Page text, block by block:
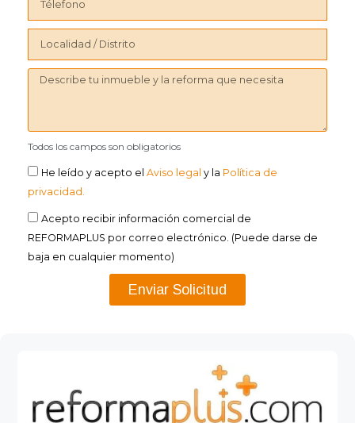
Todos los campos son obligatorios
He leído y acepto el Aviso legal y la Política de
privacidad.
Acepto recibir información comercial de
REFORMAPLUS por correo electrónico. (Puede darse de
baja en cualquier momento)
Enviar Solicitud